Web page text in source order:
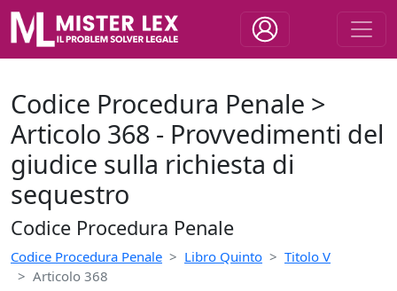
Codice Procedura Penale >
Articolo 368 - Provvedimenti del
giudice sulla richiesta di
sequestro
Codice Procedura Penale
Codice Procedura Penale Libro Quinto
Titolo V
Articolo 368